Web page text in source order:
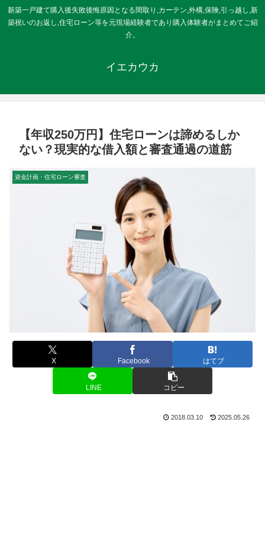
新築一戸建て購入後失敗後悔原因となる間取り,カーテン,外構,保険,引っ越し,新
築祝いのお返し,住宅ローン等を元現場経験者であり購入体験者がまとめてご紹
介。
イエカウカ
【年収250万円】住宅ローンは諦めるしか
ない？現実的な借入額と審査通過の道筋
資金計画・住宅ローン審査
X Facebook はてブ
LINE コピー
2018.03.10 2025.05.26